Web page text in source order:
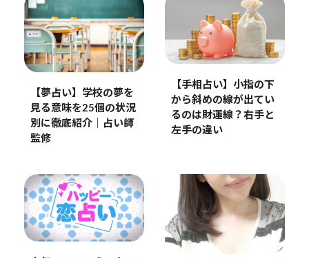
【夢占い】学校の夢を
見る意味を25個の状況
別に徹底紹介｜占い師
監修
【手相占い】小指の下
から斜めの線が出てい
るのは財運線？右手と
左手の違い